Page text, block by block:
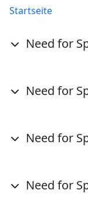
Startseite
Need for
Need for
Need for
Need for